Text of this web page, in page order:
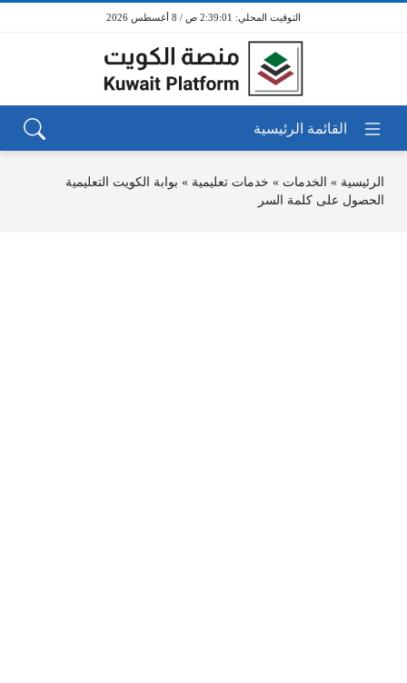
2:39:01 ص / 8 أغسطس 2026
الرئيسية » الخدمات » خدمات تعليمية » بوابة الكويت التعليمية
الحصول على كلمة السر